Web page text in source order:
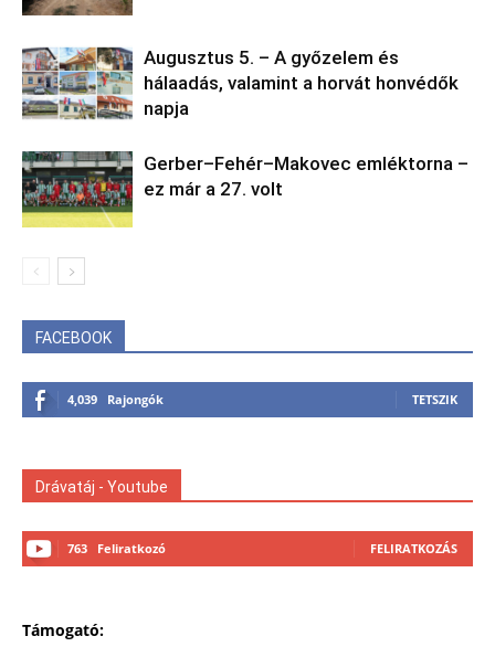
Augusztus 5. – A győzelem és
hálaadás, valamint a horvát honvédők
napja
Gerber–Fehér–Makovec emléktorna –
ez már a 27. volt
FACEBOOK
4,039 Rajongók TETSZIK
Drávatáj - Youtube
763 Feliratkozó FELIRATKOZÁS
Támogató: